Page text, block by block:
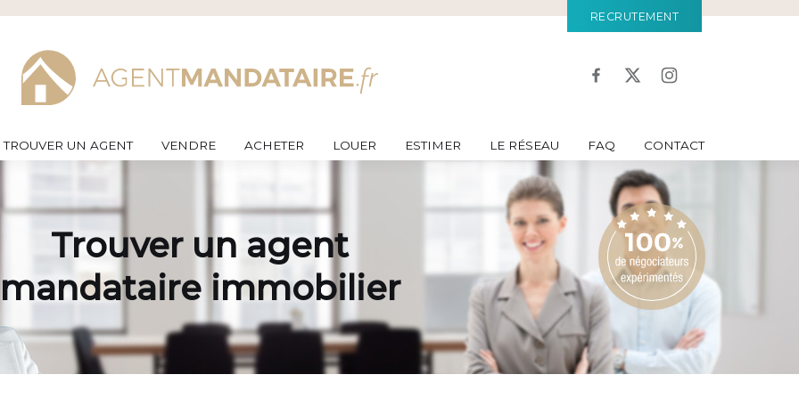
RECRUTEMENT
TROUVER UN AGENT VENDRE ACHETER LOUER ESTIMER LE RÉSEAU FAQ CONTACT
Trouver un agent
mandataire immobilier